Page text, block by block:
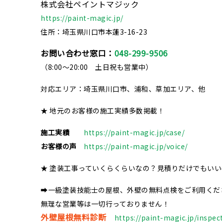
株式会社ペイントマジック
https://paint-magic.jp/
住所：埼玉県川口市本蓮3-16-23
お問い合わせ窓口： 048-299-9506
（8:00～20:00 土日祝も営業中）
対応エリア：埼玉県川口市、浦和、草加エリア、他
★ 地元のお客様の施工実績多数掲載！
施工実績
https://paint-magic.jp/case/
お客様の声
https://paint-magic.jp/voice/
★ 塗装工事っていくらくらいなの？見積りだけでもい
➡一級塗装技能士の屋根、外壁の無料点検をご利用くだ
無理な営業等は一切行っておりません！
外壁屋根無料診断 https://paint-magic.jp/